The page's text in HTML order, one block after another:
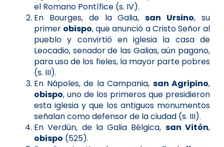
el Romano Pontífice (s. IV).
En Bourges, de la Galia,san Ursino, su
primer obispo, que anunció a Cristo Señor al
pueblo y convirtió en iglesia la casa de
Leocadio, senador de las Galias, aún pagano,
para uso de los fieles, la mayor parte pobres
(s. III).
En Nápoles, de la Campania, san Agripino,
obispo, uno de los primeros que presidieron
esta iglesia y que los antiguos monumentos
señalan como defensor de la ciudad (s. III).
En Verdún, de la Galia Bélgica, san Vitón,
obispo (525).